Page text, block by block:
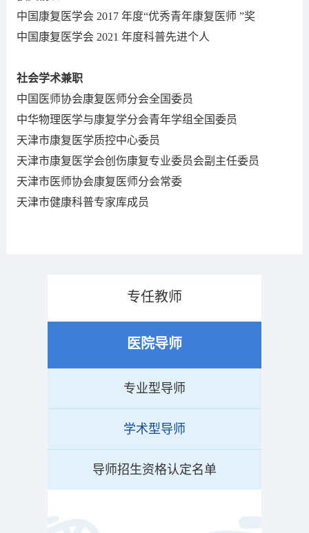
中国康复医学会 2017 年度“优秀青年康复医师 ”奖
中国康复医学会 2021 年度科普先进个人
社会学术兼职
中国医师协会康复医师分会全国委员
中华物理医学与康复学分会青年学组全国委员
天津市康复医学质控中心委员
天津市康复医学会创伤康复专业委员会副主任委员
天津市医师协会康复医师分会常委
天津市健康科普专家库成员
专任教师
医院导师
专业型导师
学术型导师
导师招生资格认定名单